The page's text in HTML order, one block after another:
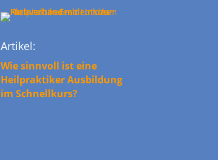
Artikel:
Wie sinnvoll ist eine
Heilpraktiker Ausbildung
im Schnellkurs?